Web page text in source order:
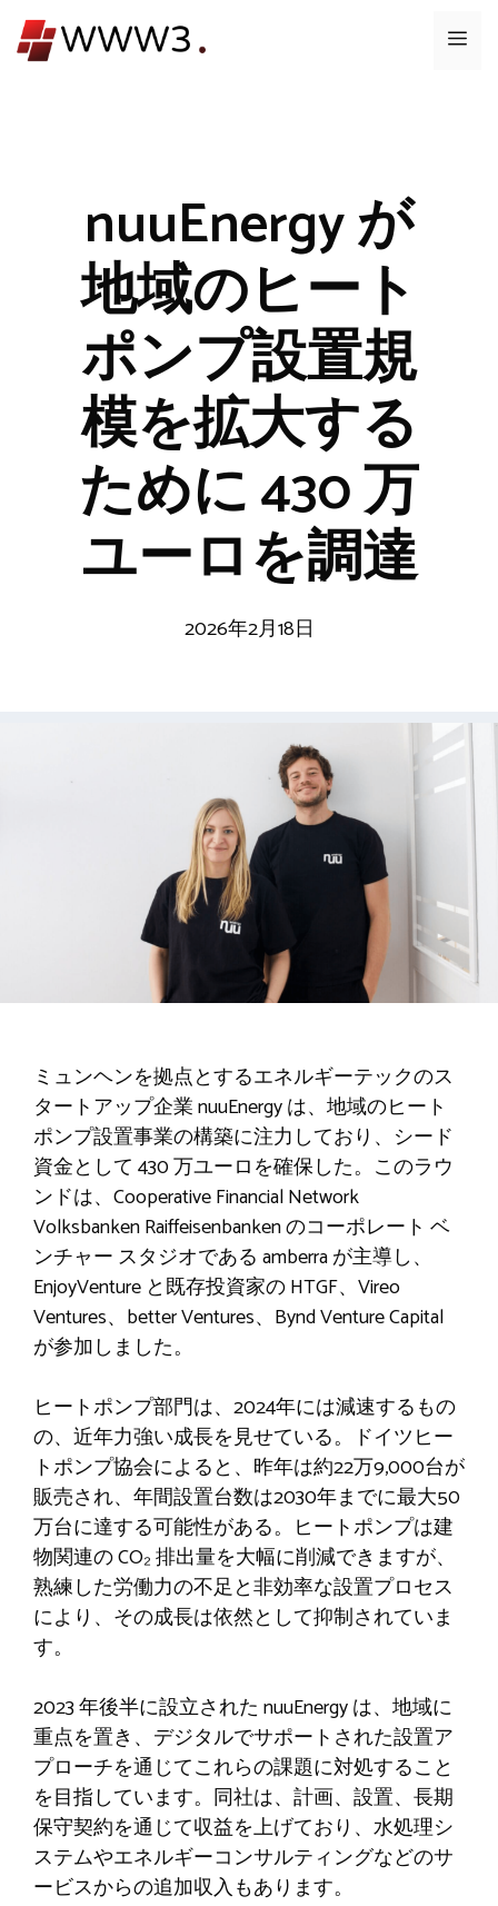
ン
メ
nuuEnergy が
地域のヒート
ポンプ設置規
模を拡大する
ために 430 万
ユーロを調達
2026年2月18日
ミュンヘンを拠点とするエネルギーテックのス
タートアップ企業 nuuEnergy は、地域のヒート
ポンプ設置事業の構築に注力しており、シード
資金として 430 万ユーロを確保した。このラウ
ンドは、Cooperative Financial Network
Volksbanken Raiffeisenbanken のコーポレート ベ
ンチャー スタジオである amberra が主導し、
EnjoyVenture と既存投資家の HTGF、Vireo
Ventures、better Ventures、Bynd Venture Capital
が参加しました。
ヒートポンプ部門は、2024年には減速するもの
の、近年力強い成長を見せている。ドイツヒー
トポンプ協会によると、昨年は約22万9,000台が
販売され、年間設置台数は2030年までに最大50
万台に達する可能性がある。ヒートポンプは建
物関連の CO₂ 排出量を大幅に削減できますが、
熟練した労働力の不足と非効率な設置プロセス
により、その成長は依然として抑制されていま
す。
2023 年後半に設立された nuuEnergy は、地域に
重点を置き、デジタルでサポートされた設置ア
プローチを通じてこれらの課題に対処すること
を目指しています。同社は、計画、設置、長期
保守契約を通じて収益を上げており、水処理シ
ステムやエネルギーコンサルティングなどのサ
ービスからの追加収入もあります。